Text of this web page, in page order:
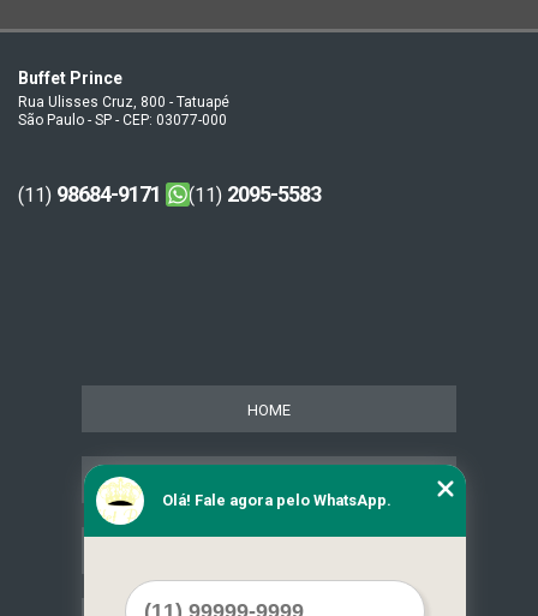
Buffet Prince
Rua Ulisses Cruz, 800 - Tatuapé
São Paulo - SP - CEP: 03077-000
(11) 98684-9171 (11) 2095-5583
HOME
Olá! Fale agora pelo WhatsApp.